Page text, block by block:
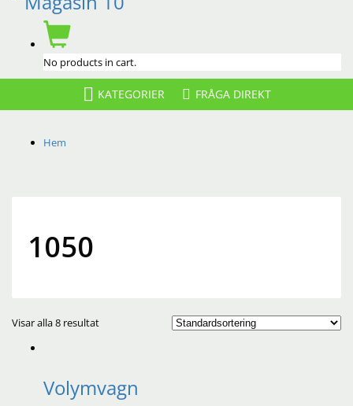
No products in cart.
KATEGORIER FRÅGA DIREKT
Hem
1050
Visar alla 8 resultat
Volymvagn